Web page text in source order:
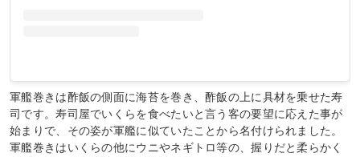
軍艦巻きは酢飯の側面に海苔を巻き、酢飯の上に具材を乗せた寿
司です。寿司屋でいくらを食べたいと言う客の要望に応えた事が
始まりで、その姿が軍艦に似ていたことから名付けられました。
軍艦巻きはいくらの他にウニやネギトロ等の、握りだと柔らかく